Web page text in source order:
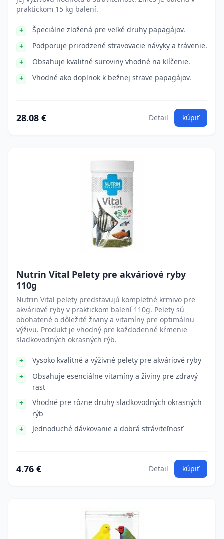
praktickom 15 kg balení.
Špeciálne zložená pre veľké druhy papagájov.
Podporuje prirodzené stravovacie návyky a trávenie.
Obsahuje kvalitné suroviny vhodné na klíčenie.
Vhodné ako doplnok k bežnej strave papagájov.
28.08 € Detail kúpiť
Nutrin Vital Pelety pre akváriové ryby
110g
Nutrin Vital pelety predstavujú kompletné krmivo pre
akváriové ryby v praktickom balení 110g. Pelety sú
obohatené o dôležité živiny a vitamíny pre optimálnu
výživu. Produkt je vhodný pre každodenné kŕmenie
sladkovodných okrasných rýb.
Vysoko kvalitné a výživné pelety pre akváriové ryby
Obsahuje esenciálne vitamíny a živiny pre zdravý
rast
Vhodné pre rôzne druhy sladkovodných okrasných
rýb
Jednoduché dávkovanie a dobrá stráviteľnosť
4.76 € Detail kúpiť